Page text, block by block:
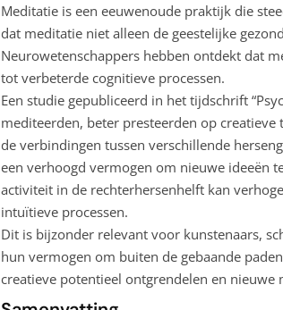
Meditatie is een eeuwenoude praktijk die
dat meditatie niet alleen de geestelijke
Neurowetenschappers hebben ontdekt dat
tot verbeterde cognitieve processen.
Een studie gepubliceerd in het tijdschrift
mediteerden, beter presteerden op
de verbindingen tussen verschillende
een verhoogd vermogen om nieuwe ideeën
activiteit in de rechterhersenhelft kan
intuïtieve processen.
Dit is bijzonder relevant voor kunstenaars,
hun vermogen om buiten de gebaande
creatieve potentieel ontgrendelen en